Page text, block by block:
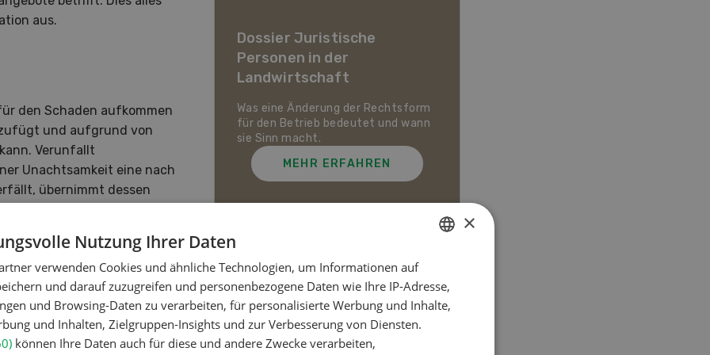
aus.
den Schaden aufkommen
und aufgrund von
Verunfallt
Unachtsamkeit eine nach
übernimmt dessen
Kann jedoch dem
die Treppe in einem
der Landwirt gegenüber
Landwirtschaft im
gegen Hitze,
und Extremwetter
kann.
MEHR ERFAHREN
Dossier Juristische
Personen in der
Landwirtschaft
Was eine Änderung der Rechtsform
für den Betrieb bedeutet und wann
sie Sinn macht.
MEHR ERFAHREN
Meistgelesene Artikel
Nutztiere
FRENCH
×
Nutzung Ihrer Daten
verwenden Cookies und ähnliche Technologien, um Informationen auf
und darauf zuzugreifen und personenbezogene Daten wie Ihre IP-Adresse,
und Browsing-Daten zu verarbeiten, für personalisierte Werbung und Inhalte,
und Inhalten, Zielgruppen-Insights und zur Verbesserung von Diensten.
können Ihre Daten auch für diese und andere Zwecke verarbeiten,